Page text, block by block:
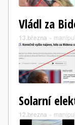
Vládl za
13.března »
Solarní
12.března »